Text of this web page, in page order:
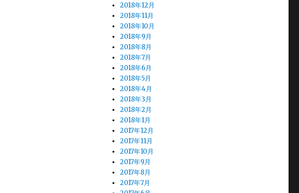
2018年12月
2018年11月
2018年10月
2018年9月
2018年8月
2018年7月
2018年6月
2018年5月
2018年4月
2018年3月
2018年2月
2018年1月
2017年12月
2017年11月
2017年10月
2017年9月
2017年8月
2017年7月